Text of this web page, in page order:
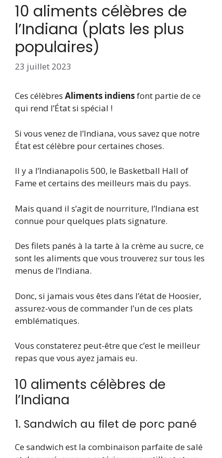
10 aliments célèbres de
l’Indiana (plats les plus
populaires)
23 juillet 2023
Ces célèbres Aliments indiensfont partie de ce
qui rend l’État si spécial !
Si vous venez de l’Indiana, vous savez que notre
État est célèbre pour certaines choses.
Il y a l’Indianapolis 500, le Basketball Hall of
Fame et certains des meilleurs maïs du pays.
Mais quand il s’agit de nourriture, l’Indiana est
connue pour quelques plats signature.
Des filets panés à la tarte à la crème au sucre, ce
sont les aliments que vous trouverez sur tous les
menus de l’Indiana.
Donc, si jamais vous êtes dans l’état de Hoosier,
assurez-vous de commander l’un de ces plats
emblématiques.
Vous constaterez peut-être que c’est le meilleur
repas que vous ayez jamais eu.
10 aliments célèbres de
l’Indiana
1. Sandwich au filet de porc pané
Ce sandwich est la combinaison parfaite de salé